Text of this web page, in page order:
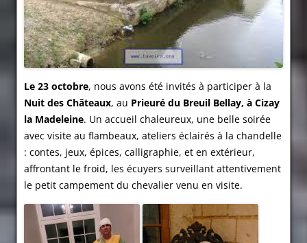
Le 23 octobre, nous avons été invités à participer à la
Nuit des Châteaux, au Prieuré du Breuil Bellay, à Cizay
la Madeleine. Un accueil chaleureux, une belle soirée
avec visite au flambeaux, ateliers éclairés à la chandelle
: contes, jeux, épices, calligraphie, et en extérieur,
affrontant le froid, les écuyers surveillant attentivement
le petit campement du chevalier venu en visite.